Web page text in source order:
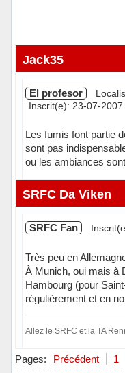
Jack35
El profesor
Inscrit(e): 23-07-2007
Les fumis font partie
sont pas
ou les ambiances
Hors ligne
SRFC Da Viken
SRFC Fan
Très peu en
À Munich, oui mais à
Hambourg (pour
régulièrement et en
Allez le SRFC et la TA
Hors ligne
Pages: Précédent 1